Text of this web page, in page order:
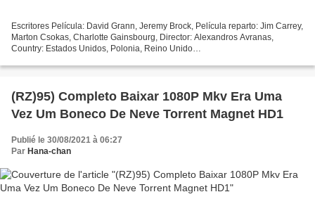
Escritores Película: David Grann, Jeremy Brock, Película reparto: Jim Carrey,
Marton Csokas, Charlotte Gainsbourg, Director: Alexandros Avranas,
Country: Estados Unidos, Polonia, Reino Unido
(RZ)95) Completo Baixar 1080P Mkv Era Uma
Vez Um Boneco De Neve Torrent Magnet HD1
Publié le 30/08/2021 à 06:27
Par Hana-chan